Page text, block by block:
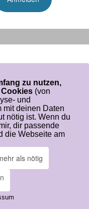
zu nutzen,
(von
und
mit deinen Daten
nötig ist. Wenn du
dir passende
die Webseite am
als nötig